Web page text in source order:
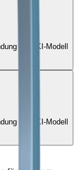
zum KI-Modell
zum KI-Modell